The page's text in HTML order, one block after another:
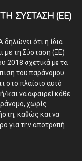
ΣΎΣΤΑΣΗ (ΕΕ)
ότι η ίδια
με τη Σύσταση (ΕΕ)
2018 σχετικά με τα
του παράνομου
στο πλαίσιο αυτό
και να αφαιρεί κάθε
χωρίς
καθώς και να
για την αποτροπή